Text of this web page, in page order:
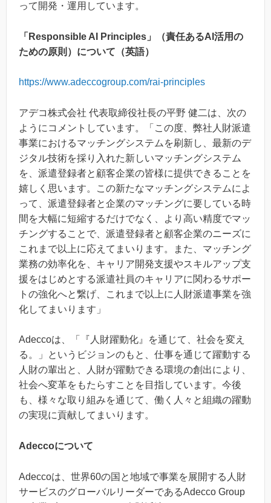
って開発・運用しています。
「Responsible AI Principles」（責任あるAI活用の
ための原則）について（英語）
https://www.adeccogroup.com/rai-principles
アデコ株式会社 代表取締役社長の平野 健二は、次の
ようにコメントしています。「この度、弊社人財派遣
事業におけるマッチングシステムを刷新し、最新のデ
ジタル技術を採り入れた新しいマッチングシステム
を、派遣登録者と顧客企業の皆様に提供できることを
嬉しく思います。この新たなマッチングシステムによ
って、派遣登録者と企業のマッチングに要している時
間を大幅に短縮するだけでなく、より高い精度でマッ
チングすることで、派遣登録者と顧客企業のニーズに
これまで以上に応えてまいります。また、マッチング
業務の効率化を、キャリア開発支援やスキルアップ支
援をはじめとする派遣社員のキャリアに関わるサポー
トの強化へと繋げ、これまで以上に人財派遣事業を強
化してまいります」
Adeccoは、「『人財躍動化』を通じて、社会を変え
る。」というビジョンのもと、仕事を通じて躍動する
人財の輩出と、人財が躍動できる環境の創出により、
社会へ変革をもたらすことを目指しています。今後
も、様々な取り組みを通じて、働く人々と組織の躍動
の実現に貢献してまいります。
Adeccoについて
Adeccoは、世界60の国と地域で事業を展開する人財
サービスのグローバルリーダーであるAdecco Group